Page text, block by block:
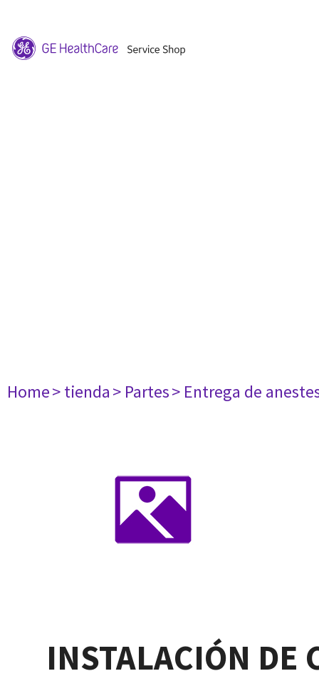
Home> tienda> Partes> Entrega de
INSTALACIÓN DE